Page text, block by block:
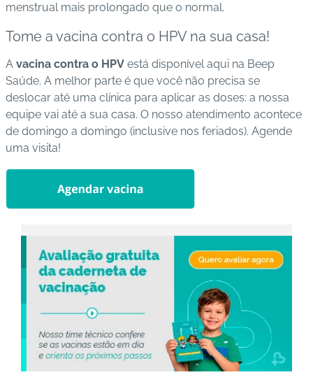
menstrual mais prolongado que o normal.
Tome a vacina contra o HPV na sua casa!
A vacina contra o HPV está disponível aqui na Beep
Saúde. A melhor parte é que você não precisa se
deslocar até uma clínica para aplicar as doses: a nossa
equipe vai até a sua casa. O nosso atendimento acontece
de domingo a domingo (inclusive nos feriados). Agende
uma visita!